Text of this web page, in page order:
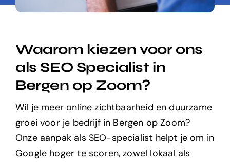
Waarom kiezen voor ons
als SEO Specialist in
Bergen op Zoom?
Wil je meer online zichtbaarheid en duurzame
groei voor je bedrijf in Bergen op Zoom?
Onze aanpak als SEO-specialist helpt je om in
Google hoger te scoren, zowel lokaal als